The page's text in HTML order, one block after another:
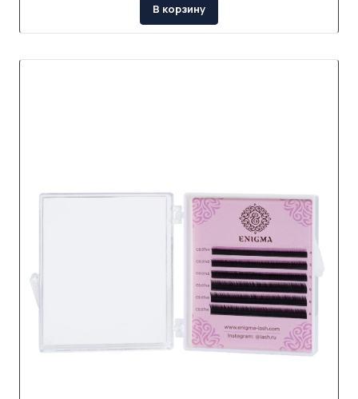
В корзину